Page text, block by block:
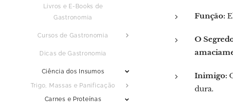
Livros e E-Books de
Gastronomia
Cursos de Gastronomia
Dicas de Gastronomia
Ciência dos Insumos
Trigo, Massas e Panificação
Carnes e Proteínas
Função:
O
Inimigo:
dura.